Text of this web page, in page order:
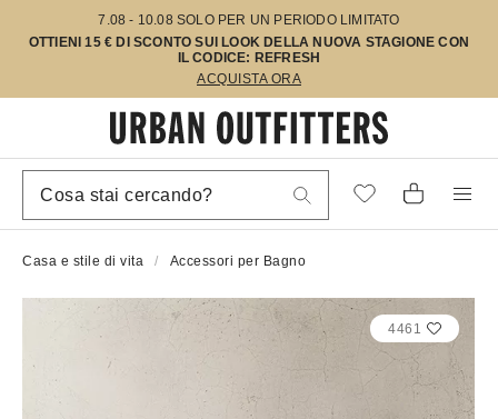
7.08 - 10.08 SOLO PER UN PERIODO LIMITATO
OTTIENI 15 € DI SCONTO SUI LOOK DELLA NUOVA STAGIONE CON
IL CODICE: REFRESH
ACQUISTA ORA
Casa e stile di vita Accessori per Bagno
4461